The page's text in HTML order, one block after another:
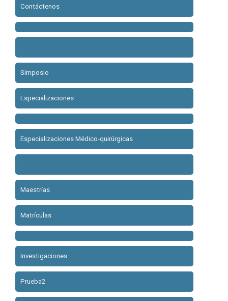
Contáctenos
.
Simposio
Especializaciones
Especializaciones Médico-quirúrgicas
.
Maestrías
Matrículas
Investigaciones
Prueba2